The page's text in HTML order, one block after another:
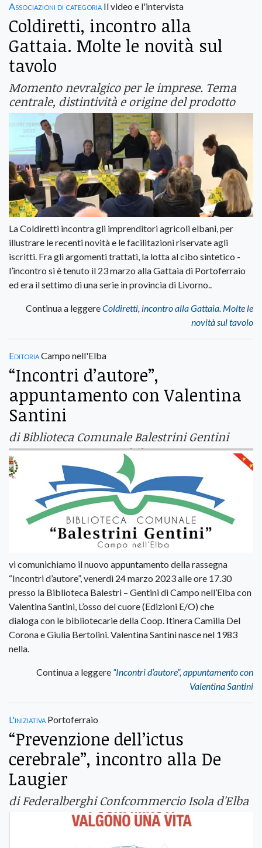
Associazioni di categoria Il video e l'intervista
Coldiretti, incontro alla
Gattaia. Molte le novità sul
tavolo
Momento nevralgico per le imprese. Tema
centrale, distintività e origine del prodotto
La Coldiretti incontra gli imprenditori agricoli elbani, per
illustrare le recenti novità e le facilitazioni riservate agli
iscritti. Fra gli argomenti trattati, la lotta al cibo sintetico -
l’incontro si è tenuto il 23 marzo alla Gattaia di Portoferraio
ed era il settimo di una serie in provincia di Livorno..
Continua a leggereColdiretti, incontro alla Gattaia. Molte le
novità sul tavolo
EditoriaCampo nell'Elba
“Incontri d’autore”,
appuntamento con Valentina
Santini
di Biblioteca Comunale Balestrini Gentini
vi comunichiamo il nuovo appuntamento della rassegna
“Incontri d’autore”, venerdì 24 marzo 2023 alle ore 17.30
presso la Biblioteca Balestri – Gentini di Campo nell’Elba con
Valentina Santini, L’osso del cuore (Edizioni E/O) che
dialoga con le bibliotecarie della Coop. Itinera Camilla Del
Corona e Giulia Bertolini. Valentina Santini nasce nel 1983
nella.
Continua a leggere “Incontri d’autore”, appuntamento con
Valentina Santini
L'iniziativa Portoferraio
“Prevenzione dell’ictus
cerebrale”, incontro alla De
Laugier
di Federalberghi Confcommercio Isola d'Elba